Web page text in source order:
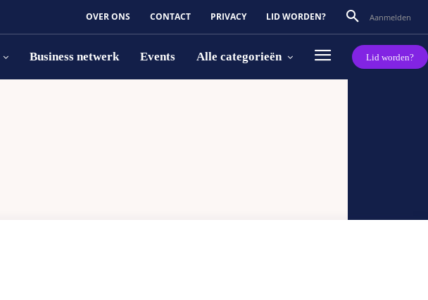
OVER ONS CONTACT PRIVACY LID WORDEN? Aanmelden
Business netwerk Events Alle categorieën Lid worden?